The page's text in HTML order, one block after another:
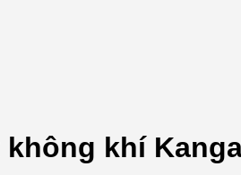
không khí